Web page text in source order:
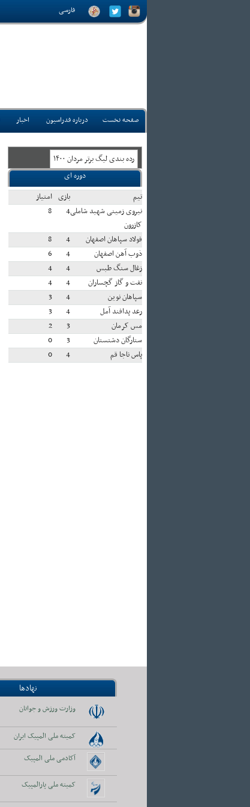
فارسی
صفحه نخست درباره فدراسیون اخبار
رده بندی ليگ برتر مردان ۱۴۰۰
دوره ای
تيم
بازی امتياز
نیروی زمینی شهید شاملی
کازرون
4
8
فولاد سپاهان اصفهان 4
8
ذوب آهن اصفهان
4
6
زغال سنگ طبس
4
4
نفت و گاز گچساران
4
4
سپاهان نوین
4
3
رعد پدافند آمل
4
3
مس کرمان
3
2
ستارگان دشتستان
3
0
پاس ناجا قم
4
0
نهادها
وزارت ورزش و جوانان
کمیته ملی المپیک ایران
آکادمی ملی المپیک
کمیته ملی پارالمپیک